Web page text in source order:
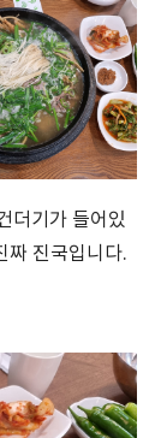
더기가 들어있
짜 진국입니다.